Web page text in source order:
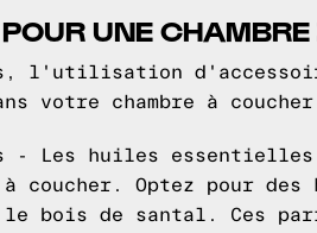
UNE CHAMBRE
l'utilisation
votre chambre à
Les huiles essentielles
à coucher. Optez pour
le bois de santal. Ces